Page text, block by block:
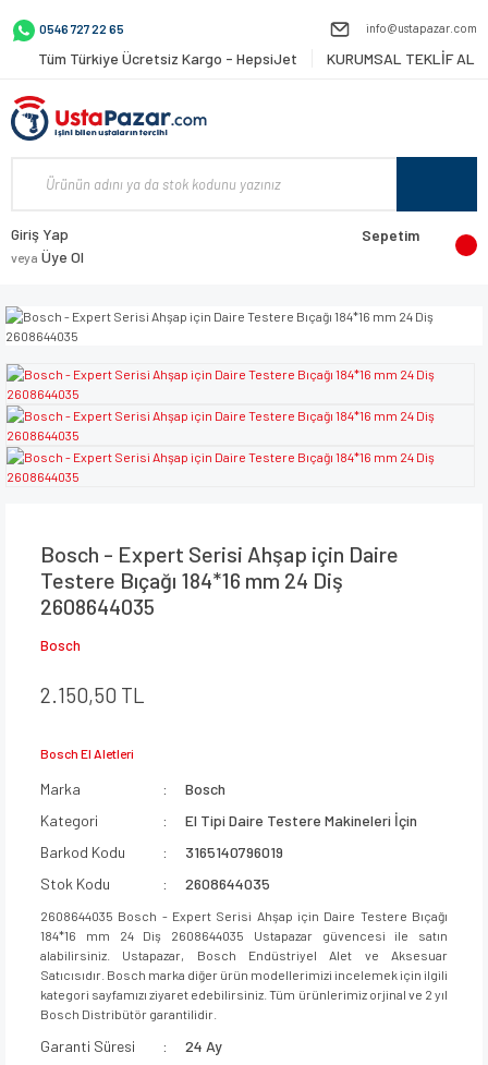
0546 727 22 65 info@ustapazar.com
Tüm Türkiye Ücretsiz Kargo - HepsiJet KURUMSAL TEKLİF AL
Giriş Yap
veya Üye Ol
Sepetim
Bosch - Expert Serisi Ahşap için Daire
Testere Bıçağı 184*16 mm 24 Diş
2608644035
Bosch
2.150,50 TL
Bosch El Aletleri
Marka
Bosch
Kategori
El Tipi Daire Testere Makineleri İçin
Barkod Kodu
3165140796019
Stok Kodu
2608644035
2608644035 Bosch - Expert Serisi Ahşap için Daire Testere Bıçağı
184*16 mm 24 Diş 2608644035 Ustapazar güvencesi ile satın
alabilirsiniz. Ustapazar, Bosch Endüstriyel Alet ve Aksesuar
Satıcısıdır. Bosch marka diğer ürün modellerimizi incelemek için ilgili
kategori sayfamızı ziyaret edebilirsiniz. Tüm ürünlerimiz orjinal ve 2 yıl
Bosch Distribütör garantilidir.
Garanti Süresi
24 Ay